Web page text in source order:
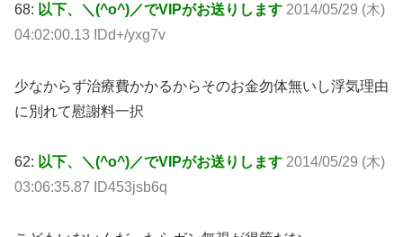
68: 以下、＼(^o^)／でVIPがお送りします 2014/05/29 (木)
04:02:00.13 IDd+/yxg7v
少なからず治療費かかるからそのお金勿体無いし浮気理由
に別れて慰謝料一択
62: 以下、＼(^o^)／でVIPがお送りします 2014/05/29 (木)
03:06:35.87 ID453jsb6q